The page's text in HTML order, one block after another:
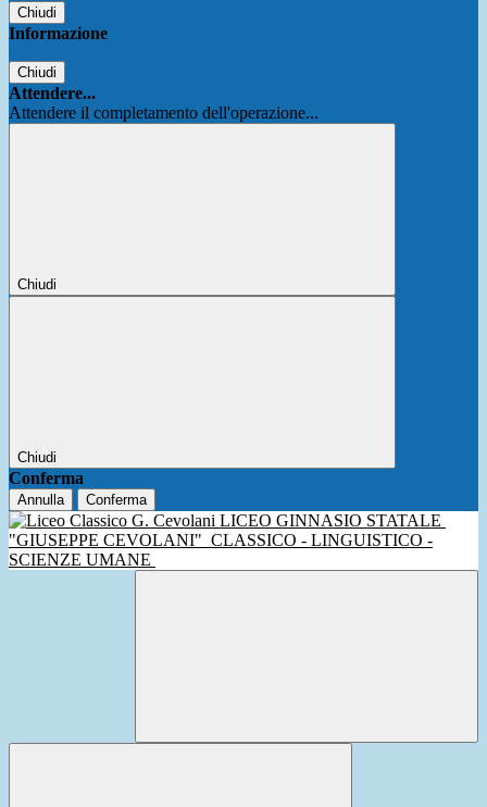
Chiudi
Informazione
Chiudi
Attendere...
Attendere il completamento dell'operazione...
Chiudi
Chiudi
Conferma
Annulla Conferma
LICEO GINNASIO STATALE
"GIUSEPPE CEVOLANI" CLASSICO - LINGUISTICO -
SCIENZE UMANE